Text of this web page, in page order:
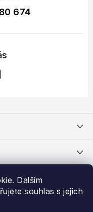
Dalším
souhlas s jejich
674
bot